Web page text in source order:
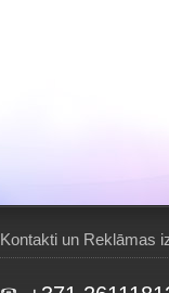
Kontakti un Reklāmas